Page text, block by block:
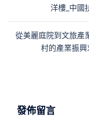
覽
洋樓_中國
從美麗庭院到文旅
村的產業振興
發佈留言